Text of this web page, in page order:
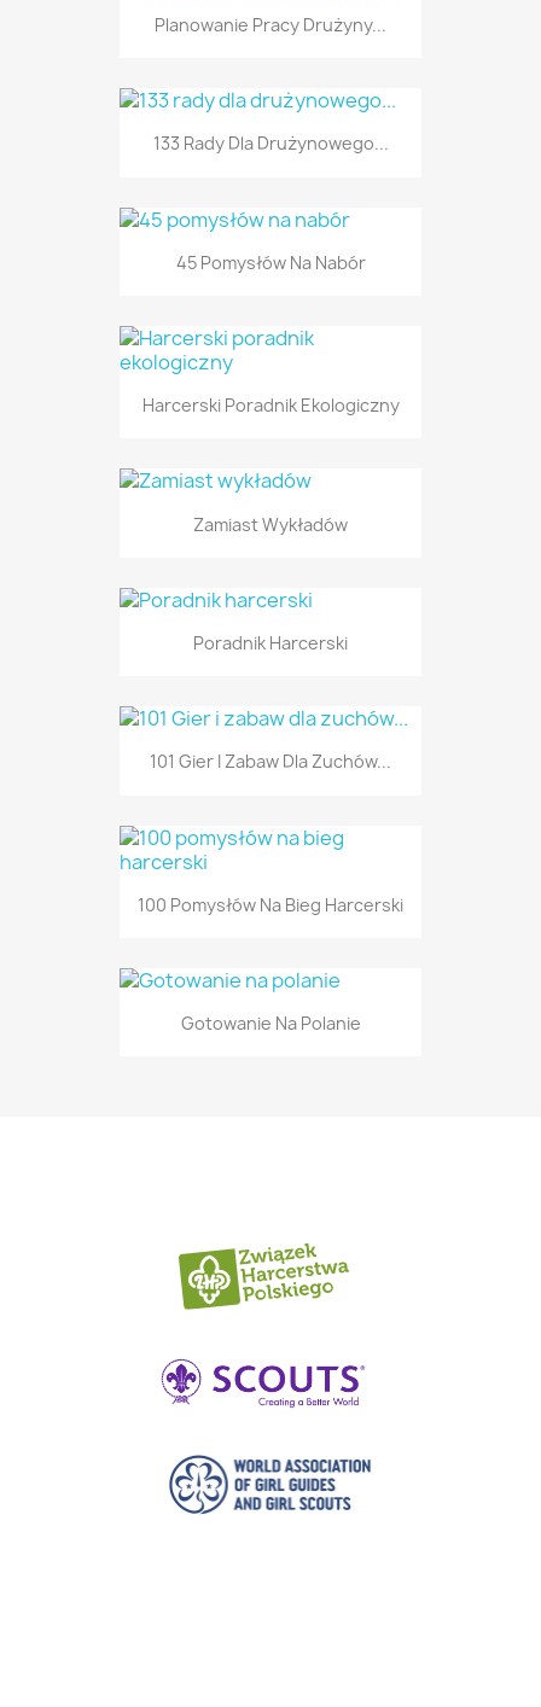
Planowanie Pracy Drużyny...
133 Rady Dla Drużynowego...
45 Pomysłów Na Nabór
Harcerski Poradnik Ekologiczny
Zamiast Wykładów
Poradnik Harcerski
101 Gier I Zabaw Dla Zuchów...
100 Pomysłów Na Bieg Harcerski
Gotowanie Na Polanie